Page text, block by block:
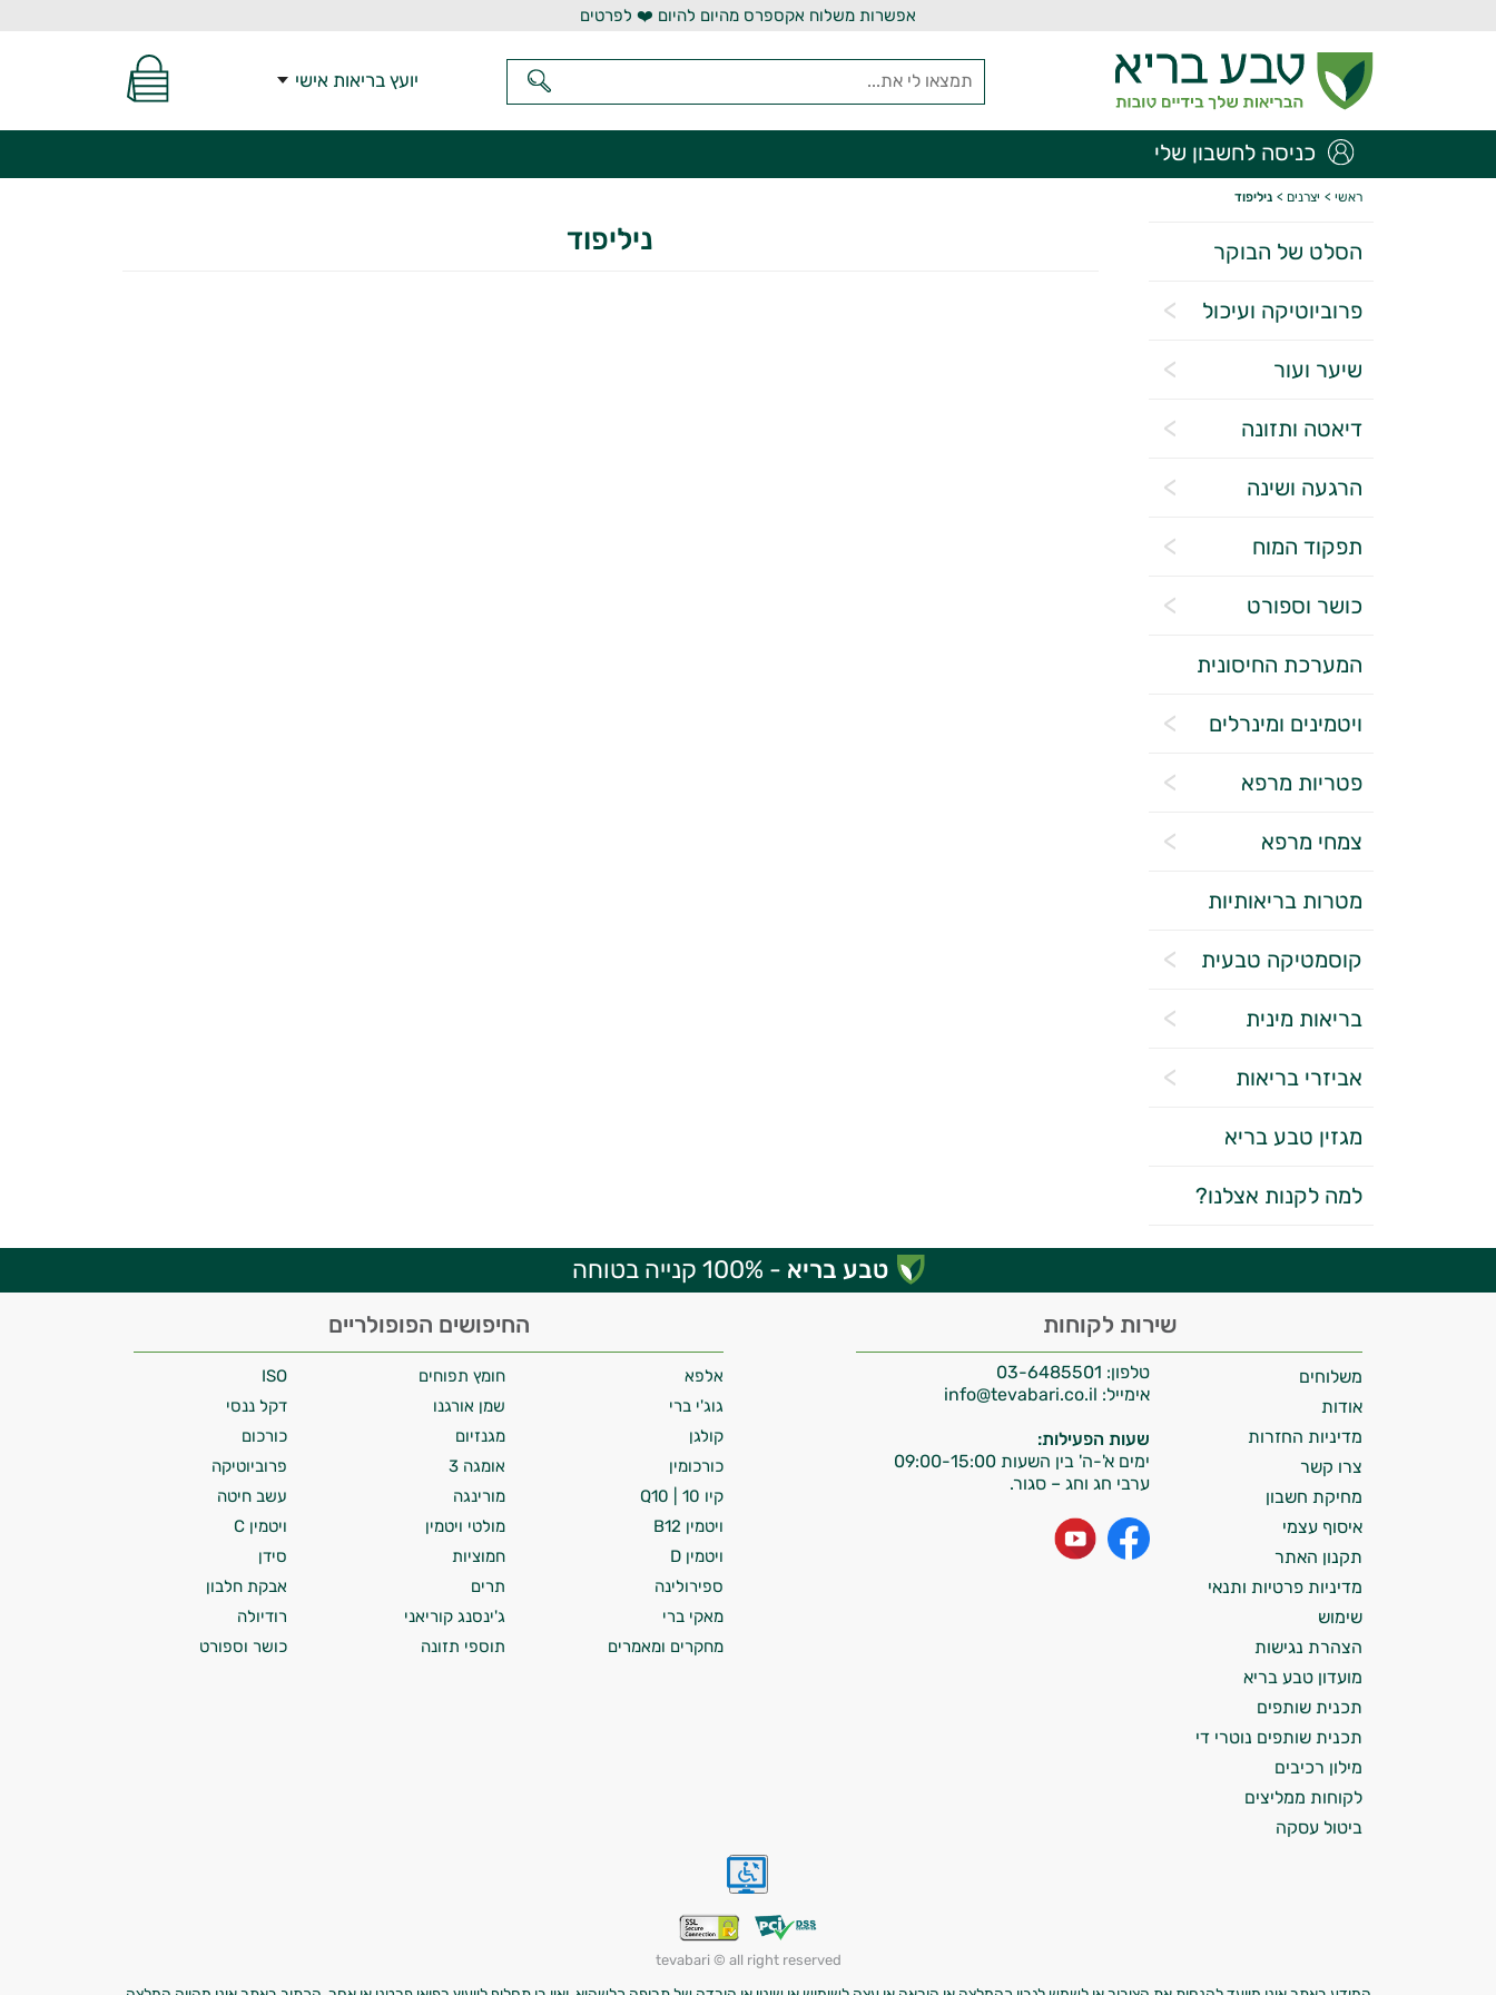
אפשרות משלוח אקספרס מהיום להיום ❤️ לפרטים
יועץ בריאות אישי
כניסה לחשבון שלי
ראשי > יצרנים > ניליפוד
הסלט של הבוקר
פרוביוטיקה ועיכול
שיער ועור
דיאטה ותזונה
הרגעה ושינה
תפקוד המוח
כושר וספורט
המערכת החיסונית
ויטמינים ומינרלים
פטריות מרפא
צמחי מרפא
מטרות בריאותיות
קוסמטיקה טבעית
בריאות מינית
אביזרי בריאות
מגזין טבע בריא
למה לקנות אצלנו?
ניליפוד
טבע בריא - 100% קנייה בטוחה
שירות לקוחות
טלפון: 03-6485501
אימייל:
שעות הפעילות:
ימים א'-ה' בין השעות 09:00-15:00
ערבי חג וחג – סגור.
משלוחים
אודות
מדיניות החזרות
צרו קשר
מחיקת חשבון
איסוף עצמי
תקנון האתר
מדיניות פרטיות ותנאי
שימוש
הצהרת נגישות
מועדון טבע בריא
תכנית שותפים
תכנית שותפים נוטרי די
מילון רכיבים
לקוחות ממליצים
ביטול עסקה
החיפושים הפופולריים
אלפא חומץ תפוחים
ISO
גוג'י ברי
שמן אורגנו
דקל ננסי
קולגן
מגנזיום
כורכום
כורכומין
אומגה 3
פרוביוטיקה
קיו 10 | Q10
מורינגה
עשב חיטה
ויטמין B12
מולטי ויטמין
ויטמין C
ויטמין D
חמוציות
סידן
ספירולינה
תרים
אבקת חלבון
מאקי ברי
ג'ינסנג קוריאני
רודיולה
מחקרים ומאמרים
תוספי תזונה כושר וספורט
tevabari © all right reserved
יועץ בריאות אישי AI
התשובות שלי מבוססות על מאגרי מידע קליניים
וספרות מקצועית בתחומי הרפואה הטבעית
ותזונת הספורט.
אני כאן כדי לעזור לך להתאים את תוספי
התזונה ומוצרי הבריאות המדויקים למטרות
ולמצב הגופני שלך, ולהסביר לך אילו רכיבים
עובדים יחד כדי למקסם תוצאות גם בחיי היום
המטרה שלי היא להתאים עבורך המלצות
אישיות מבוססות מדעית.
זה הזמן להתחיל. איך אוכל לעזור?